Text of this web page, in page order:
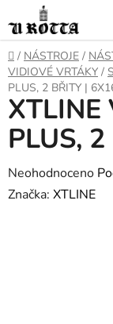
na
obsah
DOMŮ
/ NÁSTROJE /
VIDIOVÉ VRTÁKY /
PLUS, 2 BŘITY |
PLUS,
Průměrné
hodnocení
Neohodnoceno
Značka: XTLINE